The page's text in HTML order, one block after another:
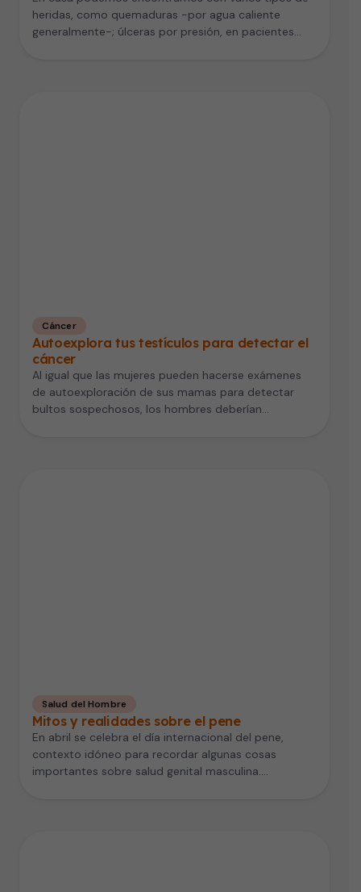
heridas, como quemaduras -por agua caliente
generalmente-; úlceras por presión, en pacientes…
Cáncer
Autoexplora tus testículos para detectar el
cáncer
Al igual que las mujeres pueden hacerse exámenes
de autoexploración de sus mamas para detectar
bultos sospechosos, los hombres deberían…
Salud del Hombre
Mitos y realidades sobre el pene
En abril se celebra el día internacional del pene,
contexto idóneo para recordar algunas cosas
importantes sobre salud genital masculina.…